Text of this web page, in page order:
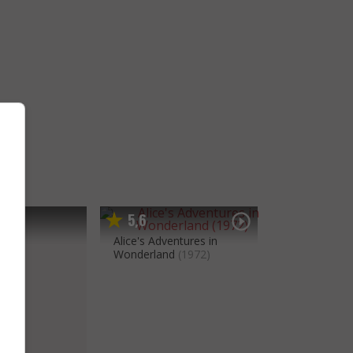
5,6
Alice's Adventures in
Wonderland (1972)